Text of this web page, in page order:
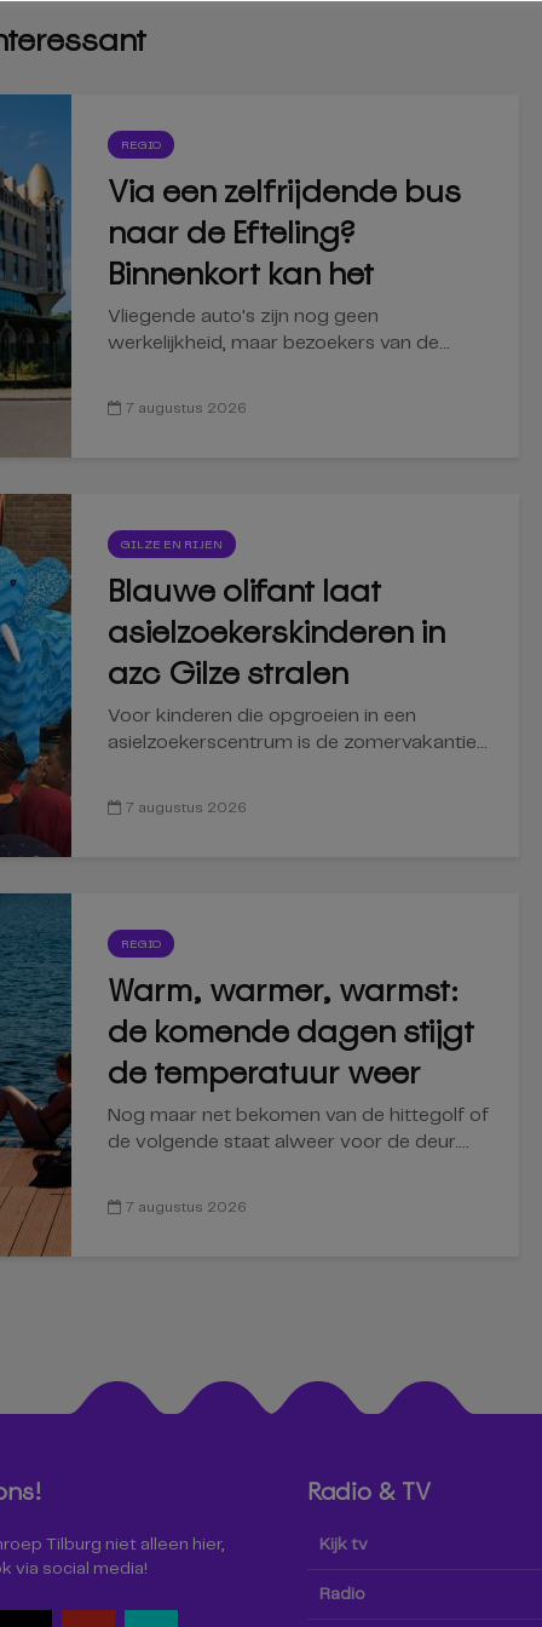
REGIO
Via een zelfrijdende bus
naar de Efteling?
Binnenkort kan het
Vliegende auto's zijn nog geen
werkelijkheid, maar bezoekers van de...
7 augustus 2026
GILZE EN RIJEN
Blauwe olifant laat
asielzoekerskinderen in
azc Gilze stralen
Voor kinderen die opgroeien in een
asielzoekerscentrum is de zomervakantie...
7 augustus 2026
REGIO
Warm, warmer, warmst:
de komende dagen stijgt
de temperatuur weer
Nog maar net bekomen van de hittegolf of
de volgende staat alweer voor de deur....
7 augustus 2026
Tilburg niet alleen hier,
via social media!
Radio & TV
Kijk tv
Radio